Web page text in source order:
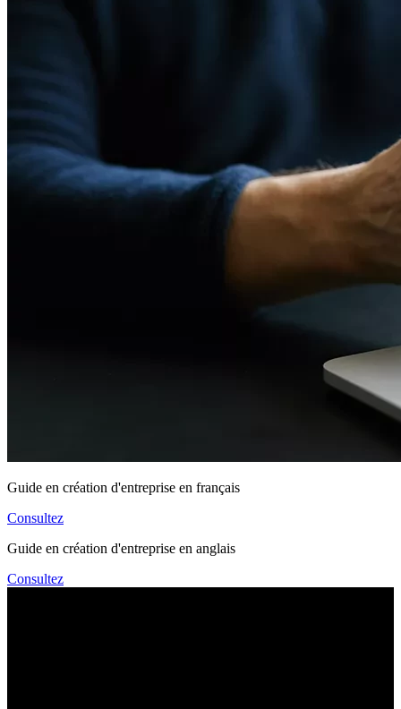
Guide en création d'entreprise en français
Consultez
Guide en création d'entreprise en anglais
Consultez